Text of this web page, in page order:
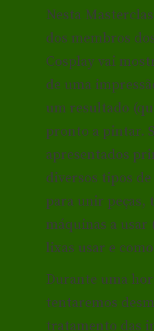
Nesta
dos membros
Cosplay vai
de uma
um resultado
pronto a pintar.
apresentados
diversos tipos
para unir peças,
máquinas a usar
lixas usar e
Durante uma
tentaremos
tratamento das